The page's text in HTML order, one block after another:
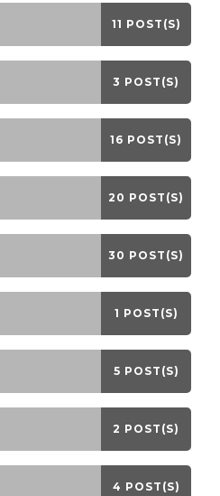
11 POST(S)
3 POST(S)
16 POST(S)
20 POST(S)
30 POST(S)
1 POST(S)
5 POST(S)
2 POST(S)
4 POST(S)